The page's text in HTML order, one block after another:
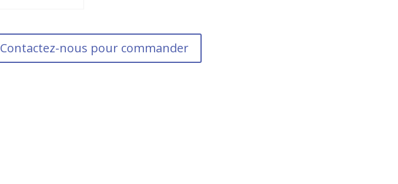
Contactez-nous pour commander